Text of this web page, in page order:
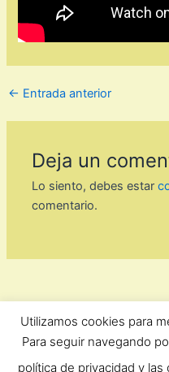
← Entrada anterior
Deja un
Lo siento, debes estar
comentario.
ForoComprasOnline
Utilizamos cookies para
Para seguir navegando
política de privacidad y las